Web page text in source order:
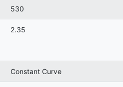
530
2.35
Constant Curve